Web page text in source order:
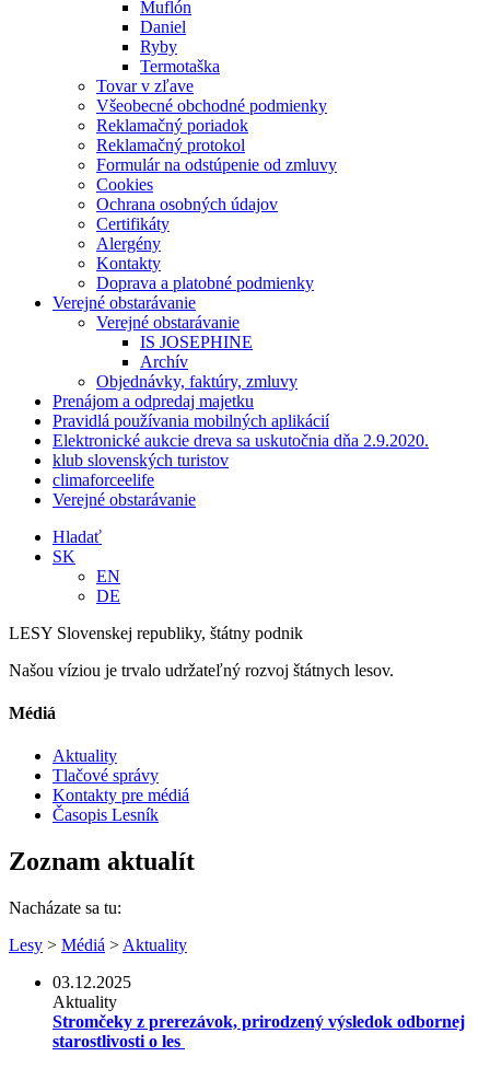
Muflón
Daniel
Ryby
Termotaška
Tovar v zľave
Všeobecné obchodné podmienky
Reklamačný poriadok
Reklamačný protokol
Formulár na odstúpenie od zmluvy
Cookies
Ochrana osobných údajov
Certifikáty
Alergény
Kontakty
Doprava a platobné podmienky
Verejné obstarávanie
Verejné obstarávanie
IS JOSEPHINE
Archív
Objednávky, faktúry, zmluvy
Prenájom a odpredaj majetku
Pravidlá používania mobilných aplikácií
Elektronické aukcie dreva sa uskutočnia dňa 2.9.2020.
klub slovenských turistov
climaforceelife
Verejné obstarávanie
Hladať
SK
EN
DE
LESY Slovenskej republiky, štátny podnik
Našou víziou je trvalo udržateľný rozvoj štátnych lesov.
Médiá
Aktuality
Tlačové správy
Kontakty pre médiá
Časopis Lesník
Zoznam aktualít
Nacházate sa tu:
Lesy > Médiá > Aktuality
03.12.2025
Aktuality
Stromčeky z prerezávok, prirodzený výsledok odbornej
starostlivosti o les